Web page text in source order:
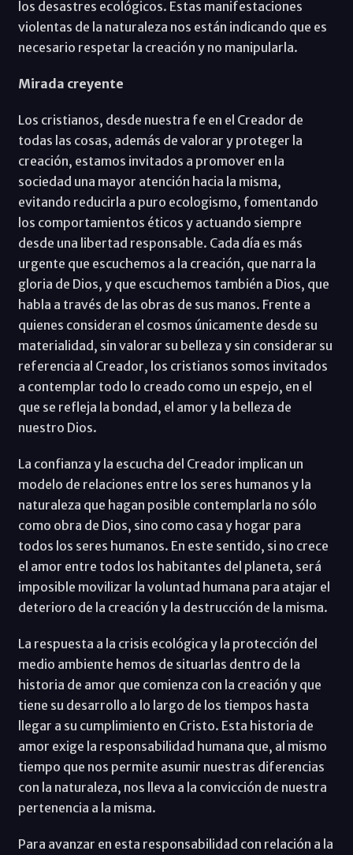
los desastres ecológicos. Estas manifestaciones
violentas de la naturaleza nos están indicando que es
necesario respetar la creación y no manipularla.
Mirada creyente
Los cristianos, desde nuestra fe en el Creador de
todas las cosas, además de valorar y proteger la
creación, estamos invitados a promover en la
sociedad una mayor atención hacia la misma,
evitando reducirla a puro ecologismo, fomentando
los comportamientos éticos y actuando siempre
desde una libertad responsable. Cada día es más
urgente que escuchemos a la creación, que narra la
gloria de Dios, y que escuchemos también a Dios, que
habla a través de las obras de sus manos. Frente a
quienes consideran el cosmos únicamente desde su
materialidad, sin valorar su belleza y sin considerar su
referencia al Creador, los cristianos somos invitados
a contemplar todo lo creado como un espejo, en el
que se refleja la bondad, el amor y la belleza de
nuestro Dios.
La confianza y la escucha del Creador implican un
modelo de relaciones entre los seres humanos y la
naturaleza que hagan posible contemplarla no sólo
como obra de Dios, sino como casa y hogar para
todos los seres humanos. En este sentido, si no crece
el amor entre todos los habitantes del planeta, será
imposible movilizar la voluntad humana para atajar el
deterioro de la creación y la destrucción de la misma.
La respuesta a la crisis ecológica y la protección del
medio ambiente hemos de situarlas dentro de la
historia de amor que comienza con la creación y que
tiene su desarrollo a lo largo de los tiempos hasta
llegar a su cumplimiento en Cristo. Esta historia de
amor exige la responsabilidad humana que, al mismo
tiempo que nos permite asumir nuestras diferencias
con la naturaleza, nos lleva a la convicción de nuestra
pertenencia a la misma.
Para avanzar en esta responsabilidad con relación a la